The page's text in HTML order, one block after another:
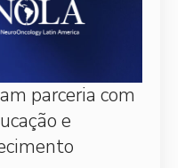
parceria com
e